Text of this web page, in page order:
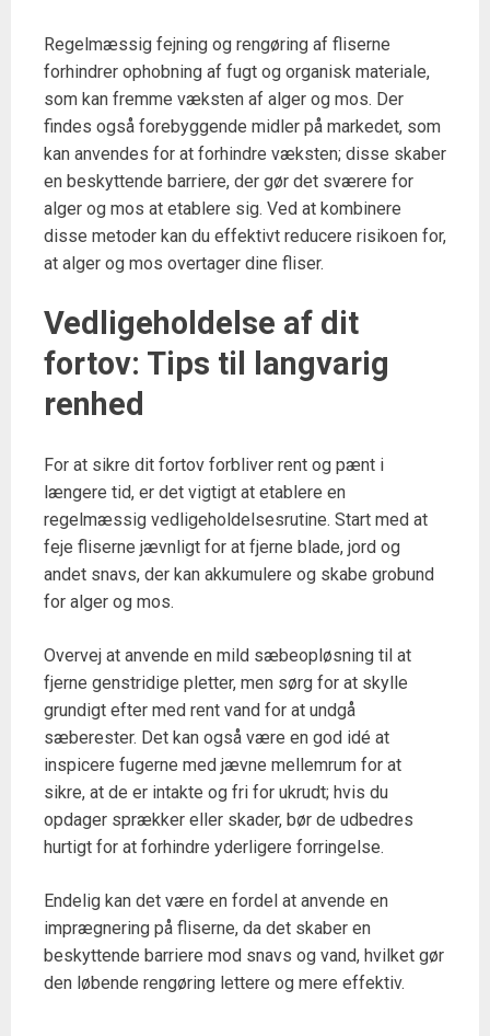
Regelmæssig fejning og rengøring af fliserne
forhindrer ophobning af fugt og organisk materiale,
som kan fremme væksten af alger og mos. Der
findes også forebyggende midler på markedet, som
kan anvendes for at forhindre væksten; disse skaber
en beskyttende barriere, der gør det sværere for
alger og mos at etablere sig. Ved at kombinere
disse metoder kan du effektivt reducere risikoen for,
at alger og mos overtager dine fliser.
Vedligeholdelse af dit
fortov: Tips til langvarig
renhed
For at sikre dit fortov forbliver rent og pænt i
længere tid, er det vigtigt at etablere en
regelmæssig vedligeholdelsesrutine. Start med at
feje fliserne jævnligt for at fjerne blade, jord og
andet snavs, der kan akkumulere og skabe grobund
for alger og mos.
Overvej at anvende en mild sæbeopløsning til at
fjerne genstridige pletter, men sørg for at skylle
grundigt efter med rent vand for at undgå
sæberester. Det kan også være en god idé at
inspicere fugerne med jævne mellemrum for at
sikre, at de er intakte og fri for ukrudt; hvis du
opdager sprækker eller skader, bør de udbedres
hurtigt for at forhindre yderligere forringelse.
Endelig kan det være en fordel at anvende en
imprægnering på fliserne, da det skaber en
beskyttende barriere mod snavs og vand, hvilket gør
den løbende rengøring lettere og mere effektiv.